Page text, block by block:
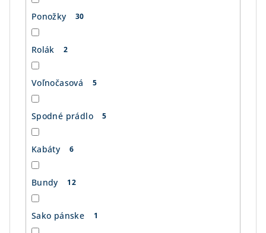
Ponožky 30
Rolák 2
Voľnočasová 5
Spodné prádlo 5
Kabáty 6
Bundy 12
Sako pánske 1